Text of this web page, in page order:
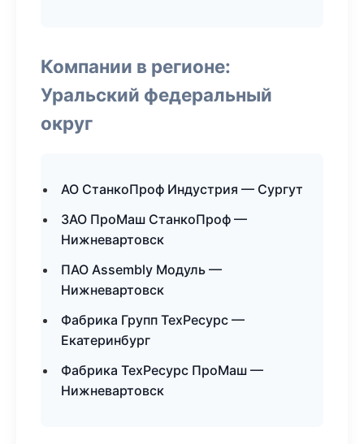
Компании в регионе:
Уральский федеральный
округ
АО СтанкоПроф Индустрия — Сургут
ЗАО ПроМаш СтанкоПроф —
Нижневартовск
ПАО Assembly Модуль —
Нижневартовск
Фабрика Групп ТехРесурс —
Екатеринбург
Фабрика ТехРесурс ПроМаш —
Нижневартовск